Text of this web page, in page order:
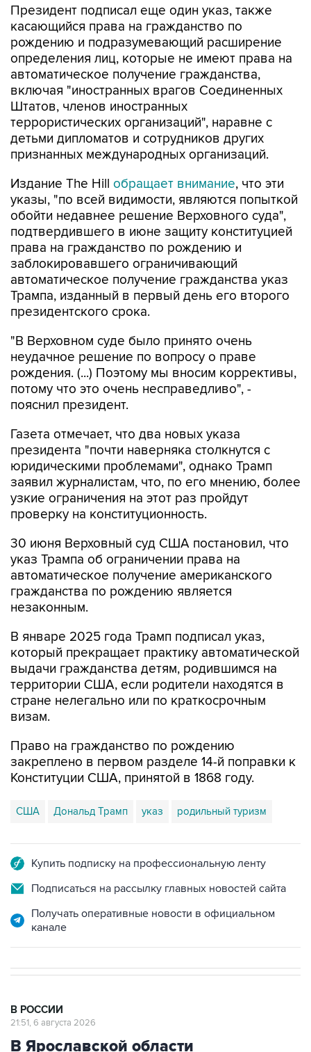
Президент подписал еще один указ, также
касающийся права на гражданство по
рождению и подразумевающий расширение
определения лиц, которые не имеют права на
автоматическое получение гражданства,
включая "иностранных врагов Соединенных
Штатов, членов иностранных
террористических организаций", наравне с
детьми дипломатов и сотрудников других
признанных международных организаций.
Издание The Hill обращает внимание, что эти
указы, "по всей видимости, являются попыткой
обойти недавнее решение Верховного суда",
подтвердившего в июне защиту конституцией
права на гражданство по рождению и
заблокировавшего ограничивающий
автоматическое получение гражданства указ
Трампа, изданный в первый день его второго
президентского срока.
"В Верховном суде было принято очень
неудачное решение по вопросу о праве
рождения. (...) Поэтому мы вносим коррективы,
потому что это очень несправедливо", -
пояснил президент.
Газета отмечает, что два новых указа
президента "почти наверняка столкнутся с
юридическими проблемами", однако Трамп
заявил журналистам, что, по его мнению, более
узкие ограничения на этот раз пройдут
проверку на конституционность.
30 июня Верховный суд США постановил, что
указ Трампа об ограничении права на
автоматическое получение американского
гражданства по рождению является
незаконным.
В январе 2025 года Трамп подписал указ,
который прекращает практику автоматической
выдачи гражданства детям, родившимся на
территории США, если родители находятся в
стране нелегально или по краткосрочным
визам.
Право на гражданство по рождению
закреплено в первом разделе 14-й поправки к
Конституции США, принятой в 1868 году.
США Дональд Трамп указ родильный туризм
Купить подписку на профессиональную ленту
Подписаться на рассылку главных новостей сайта
Получать оперативные новости в официальном
канале
В РОССИИ
21:51, 6 августа 2026
В Ярославской области